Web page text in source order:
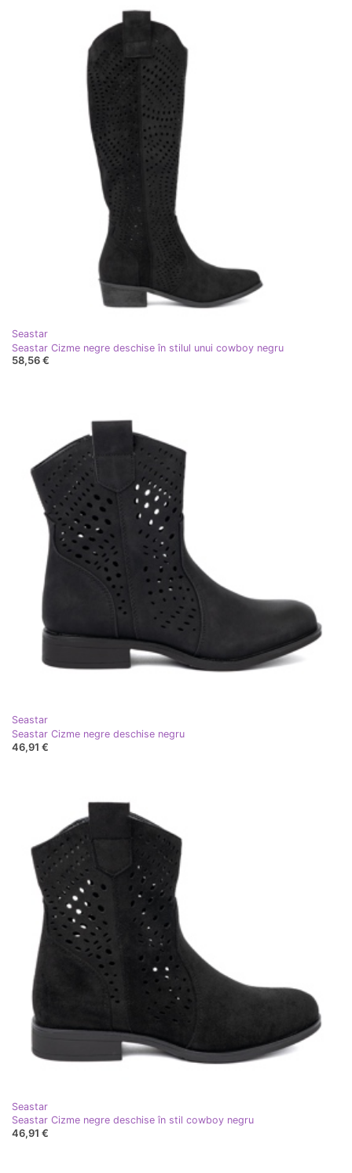
Seastar
Seastar Cizme negre deschise în stilul unui cowboy negru
58,56 €
Seastar
Seastar Cizme negre deschise negru
46,91 €
Seastar
Seastar Cizme negre deschise în stil cowboy negru
46,91 €